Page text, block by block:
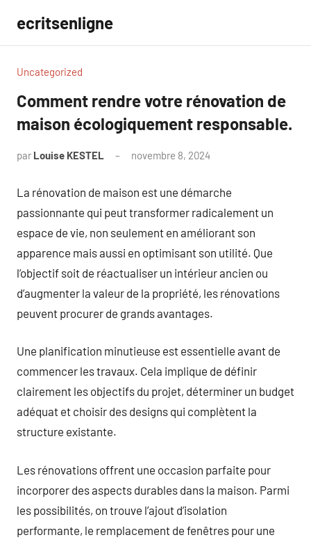
contenu
ecritsenligne
Uncategorized
Comment rendre votre rénovation de
maison écologiquement responsable.
par Louise KESTEL novembre 8, 2024
La rénovation de maison est une démarche
passionnante qui peut transformer radicalement un
espace de vie, non seulement en améliorant son
apparence mais aussi en optimisant son utilité. Que
l’objectif soit de réactualiser un intérieur ancien ou
d’augmenter la valeur de la propriété, les rénovations
peuvent procurer de grands avantages.
Une planification minutieuse est essentielle avant de
commencer les travaux. Cela implique de définir
clairement les objectifs du projet, déterminer un budget
adéquat et choisir des designs qui complètent la
structure existante.
Les rénovations offrent une occasion parfaite pour
incorporer des aspects durables dans la maison. Parmi
les possibilités, on trouve l’ajout d’isolation
performante, le remplacement de fenêtres pour une